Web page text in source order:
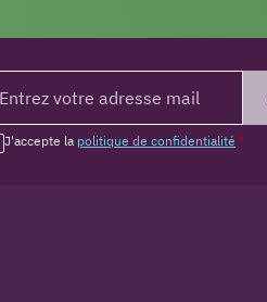
J'accepte la politique de confidentialité *